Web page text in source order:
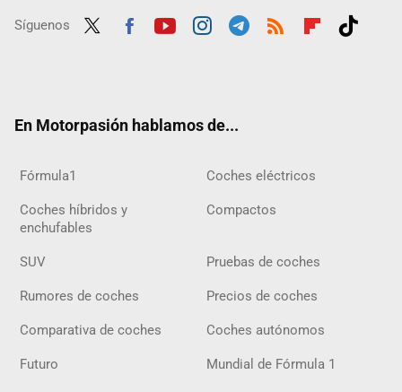
Síguenos
En Motorpasión hablamos de...
Fórmula1 Coches eléctricos
Coches híbridos y
enchufables
Compactos
SUV Pruebas de coches
Rumores de coches Precios de coches
Comparativa de coches Coches autónomos
Futuro Mundial de Fórmula 1